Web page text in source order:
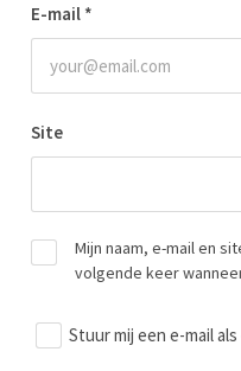
E-mail *
Site
Mijn naam, e-mail en
volgende keer
Stuur mij een e-mail